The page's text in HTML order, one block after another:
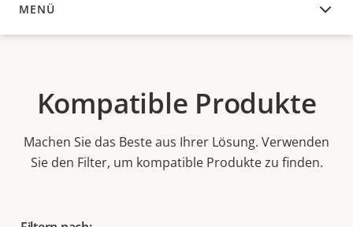
MENÜ
KOMPATIBLE PRODUKTE
Kompatible Produkte
Machen Sie das Beste aus Ihrer Lösung. Verwenden
Sie den Filter, um kompatible Produkte zu finden.